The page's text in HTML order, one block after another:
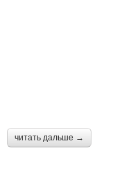
читать дальше →